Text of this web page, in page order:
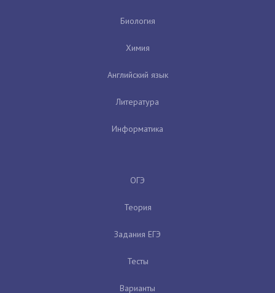
Биология
Химия
Английский язык
Литература
Информатика
ОГЭ
Теория
Задания ЕГЭ
Тесты
Варианты